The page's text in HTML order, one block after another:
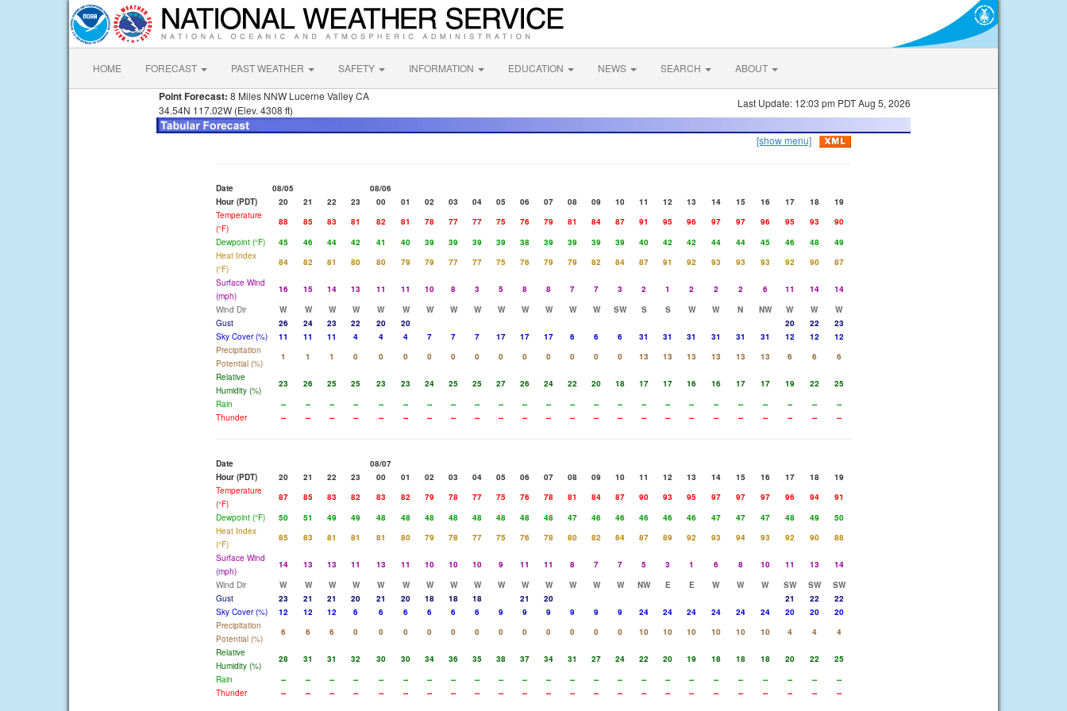
HOME FORECAST PAST WEATHER SAFETY INFORMATION EDUCATION NEWS SEARCH ABOUT
Point Forecast: 8 Miles NNW Lucerne Valley CA
34.54N 117.02W (Elev. 4308 ft)
Last Update: 12:03 pm PDT Aug 5, 2026
[show menu]
Date 08/05
08/06
Hour (PDT)
20 21 22 23 00 01 02 03 04 05 06 07 08 09 10 11 12 13 14 15 16 17 18
19
Temperature
(°F)
88 85 83 81 82 81 78 77 77 75 76 79 81 84 87 91 95 96 97 97 96 95 93
90
Dewpoint (°F)
45 46 44 42 41 40 39 39 39 39 38 39 39 39 39 40 42 42 44 44 45 46 48
49
Heat Index
(°F)
84 82 81 80 80 79 79 77 77 75 76 79 79 82 84 87 91 92 93 93 93 92 90
87
Surface Wind
(mph)
16 15 14 13 11 11 10 8 3 5 8 8 7 7 3 2 1 2 2 2 6 11 14
14
Wind Dir
W W W W W W W W W W W W W W SW S S W W N NW W W
W
Gust
26 24 23 22 20 20 20 22
23
Sky Cover (%)
11 11 11 4 4 4 7 7 7 17 17 17 6 6 6 31 31 31 31 31 31 12 12
12
Precipitation
Potential (%)
1 1 1 0 0 0 0 0 0 0 0 0 0 0 0 13 13 13 13 13 13 6 6
6
Relative
Humidity (%)
23 26 25 25 23 23 24 25 25 27 26 24 22 20 18 17 17 16 16 17 17 19 22
25
Rain
-- -- -- -- -- -- -- -- -- -- -- -- -- -- -- -- -- -- -- -- -- -- --
--
Thunder
-- -- -- -- -- -- -- -- -- -- -- -- -- -- -- -- -- -- -- -- -- -- -- --
Date
08/07
Hour (PDT)
20 21 22 23 00 01 02 03 04 05 06 07 08 09 10 11 12 13 14 15 16 17 18
19
Temperature
(°F)
87 85 83 82 83 82 79 78 77 75 76 78 81 84 87 90 93 95 97 97 97 96 94
91
Dewpoint (°F)
50 51 49 49 48 48 48 48 48 48 48 48 47 46 46 46 46 46 47 47 47 48 49
50
Heat Index
(°F)
85 83 81 81 81 80 79 78 77 75 76 78 80 82 84 87 89 92 93 94 93 92 90
88
Surface Wind
(mph)
14 13 13 11 13 11 10 10 10 9 11 11 8 7 7 5 3 1 6 8 10 11 13
14
Wind Dir
W W W W W W W W W W W W W W W NW E E W W W SW SW
SW
Gust
23 21 21 20 21 20 18 18 18 21 20 21 22
22
Sky Cover (%)
12 12 12 6 6 6 6 6 6 9 9 9 9 9 9 24 24 24 24 24 24 20 20
20
Precipitation
Potential (%)
6 6 6 0 0 0 0 0 0 0 0 0 0 0 0 10 10 10 10 10 10 4 4
4
Relative
Humidity (%)
28 31 31 32 30 30 34 36 35 38 37 34 31 27 24 22 20 19 18 18 18 20 22
25
Rain
-- -- -- -- -- -- -- -- -- -- -- -- -- -- -- -- -- -- -- -- -- -- --
--
Thunder
-- -- -- -- -- -- -- -- -- -- -- -- -- -- -- -- -- -- -- -- -- -- -- --